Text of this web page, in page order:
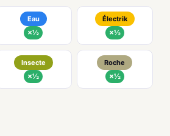
Eau
×½
Électrik
×½
Insecte
×½
Roche
×½